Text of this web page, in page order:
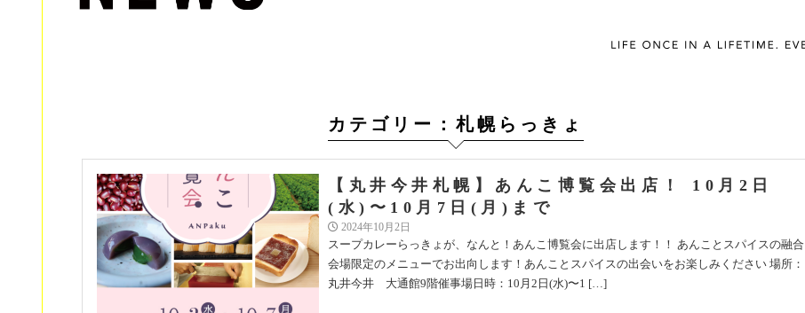
カテゴリー：札幌らっきょ
【丸井今井札幌】あんこ博覧会出店！ 10月2日
(水)〜10月7日(月)まで
2024年10月2日
スープカレーらっきょが、なんと！あんこ博覧会に出店します！！ あんことスパイスの融合
会場限定のメニューでお出向します！あんことスパイスの出会いをお楽しみください 場所：
丸井今井 大通館9階催事場日時：10月2日(水)〜1 […]